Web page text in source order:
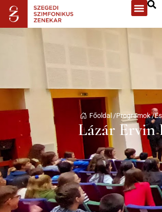
Főoldal /Programok /
Lázár Ervin